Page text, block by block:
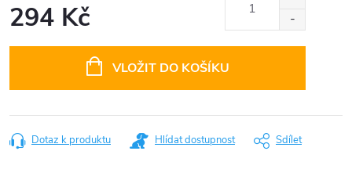
294 Kč
VLOŽIT DO KOŠÍKU
Dotaz k produktu Hlídat dostupnost Sdílet